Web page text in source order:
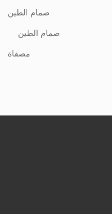
صمام الطين
صمام الطين
مصفاة